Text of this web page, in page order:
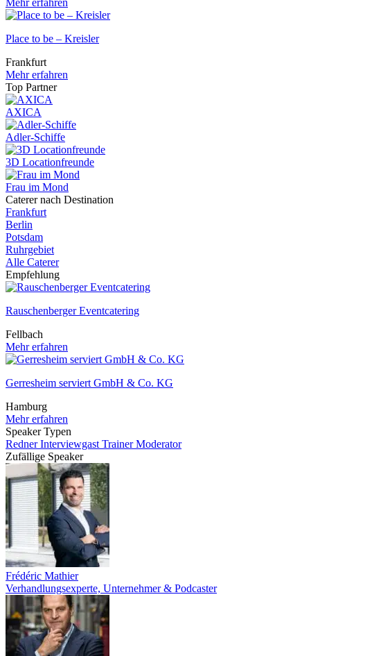
Mehr erfahren
Place to be – Kreisler
Frankfurt
Mehr erfahren
Top Partner
AXICA
Adler-Schiffe
3D Locationfreunde
Frau im Mond
Caterer nach Destination
Frankfurt
Berlin
Potsdam
Ruhrgebiet
Alle Caterer
Empfehlung
Rauschenberger Eventcatering
Fellbach
Mehr erfahren
Gerresheim serviert GmbH & Co. KG
Hamburg
Mehr erfahren
Speaker Typen
RednerInterviewgast TrainerModerator
Zufällige Speaker
Frédéric Mathier
Verhandlungsexperte, Unternehmer & Podcaster